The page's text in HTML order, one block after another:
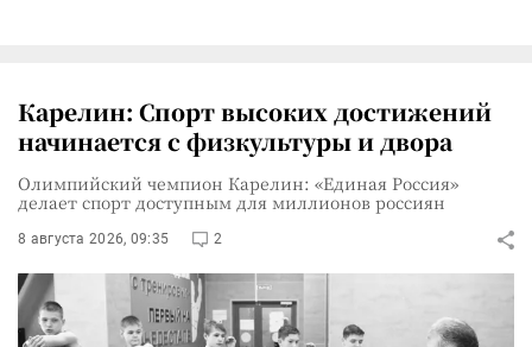
Карелин: Спорт высоких достижений
начинается с физкультуры и двора
Олимпийский чемпион Карелин: «Единая Россия»
делает спорт доступным для миллионов россиян
8 августа 2026, 09:35 2